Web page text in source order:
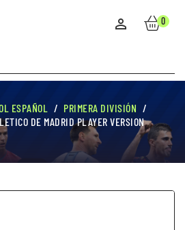
0

ESPAÑOL
PRIMERA DIVISIÓN
DE MADRID PLAYER VERSION